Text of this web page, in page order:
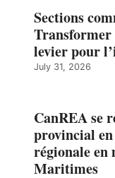
Sections
Transformer
levier pour
July 31, 2026
CanREA se
provincial
régionale en
Maritimes